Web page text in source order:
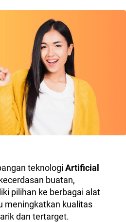
teknologi Artificial
buatan,
pilihan ke berbagai alat
meningkatkan kualitas
dan tertarget.